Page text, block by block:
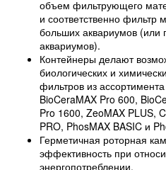
объем фильтрующего
и соответственно фильтр
больших аквариумов (или
аквариумов).
Контейнеры делают
биологических и
фильтров из
BioCeraMAX Pro 600,
Pro 1600, ZeoMAX PLUS,
PRO, PhosMAX BASIC и
Герметичная роторная
эффективность при
энергопотреблении.